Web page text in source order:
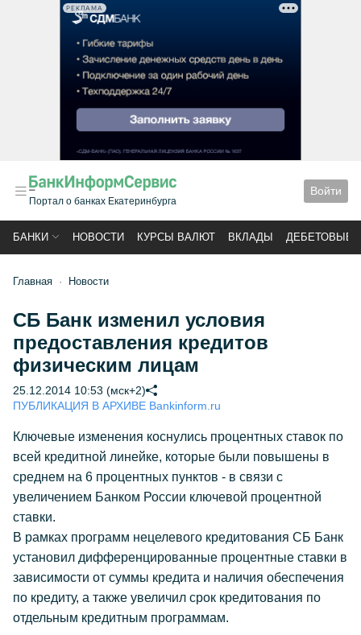
РЕКЛАМА
Портал о банках Екатеринбурга
Войти
БАНКИ НОВОСТИ КУРСЫ ВАЛЮТ ВКЛАДЫ ДЕБЕТОВЫЕ
Главная Новости
СБ Банк изменил условия
предоставления кредитов
физическим лицам
25.12.2014 10:53 (мск+2)
ПУБЛИКАЦИЯ В АРХИВЕ Bankinform.ru
Ключевые изменения коснулись процентных ставок по
всей кредитной линейке, которые были повышены в
среднем на 6 процентных пунктов - в связи с
увеличением Банком России ключевой процентной
ставки.
В рамках программ нецелевого кредитования СБ Банк
установил дифференцированные процентные ставки в
зависимости от суммы кредита и наличия обеспечения
по кредиту, а также увеличил срок кредитования по
отдельным кредитным программам.